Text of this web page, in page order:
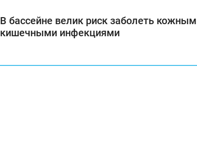
В бассейне велик риск заболеть
кишечными инфекциями